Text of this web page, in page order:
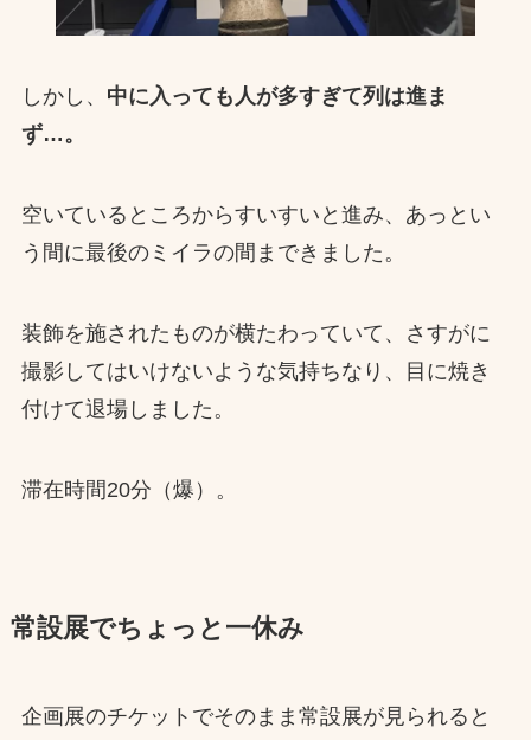
しかし、 中に入っても人が多すぎて列は進ま
ず…。
空いているところからすいすいと進み、あっとい
う間に最後のミイラの間まできました。
装飾を施されたものが横たわっていて、さすがに
撮影してはいけないような気持ちなり、目に焼き
付けて退場しました。
滞在時間20分（爆）。
常設展でちょっと一休み
企画展のチケットでそのまま常設展が見られると